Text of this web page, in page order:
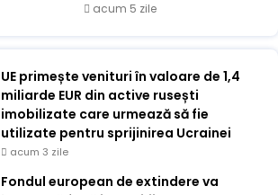
acum 5 zile
UE primește venituri în valoare de 1,4
miliarde EUR din active rusești
imobilizate care urmează să fie
utilizate pentru sprijinirea Ucrainei
acum 3 zile
Fondul european de extindere va